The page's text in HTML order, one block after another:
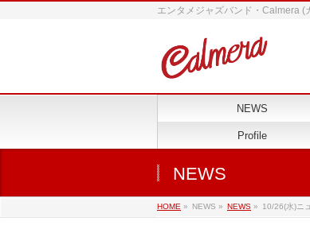
エンタメジャズバンド・Calmera (
NEWS
Profile
NEWS
HOME » NEWS » NEWS » 10/26(水)ニ